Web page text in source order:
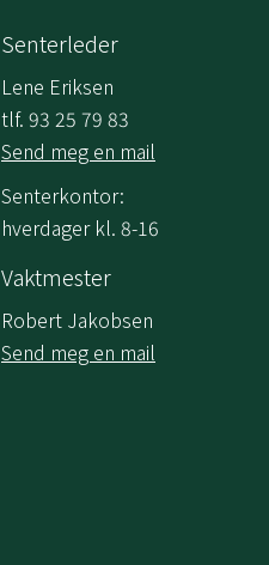
Senterleder
Lene Eriksen
tlf. 93 25 79 83
Send meg en mail
Senterkontor:
hverdager kl. 8-16
Vaktmester
Robert Jakobsen
Send meg en mail